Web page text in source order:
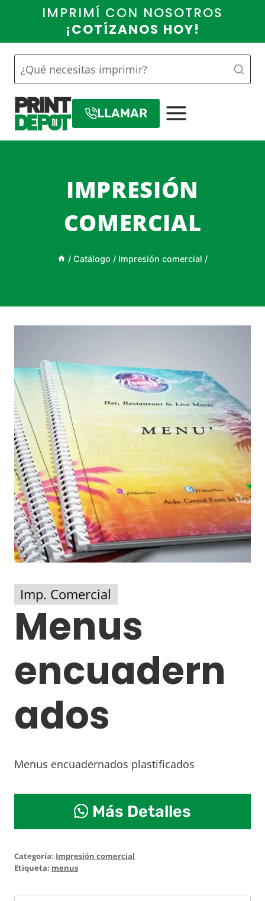
contenido
IMPRIMÍ CON NOSOTROS
¡COTÍZANOS HOY!
LLAMAR
IMPRESIÓN
COMERCIAL
/ Catálogo / Impresión comercial /
Imp. Comercial
Menus
encuadern
ados
Menus encuadernados plastificados
encuadernados Más Detalles
Categoría: Impresión comercial
Etiqueta: menus